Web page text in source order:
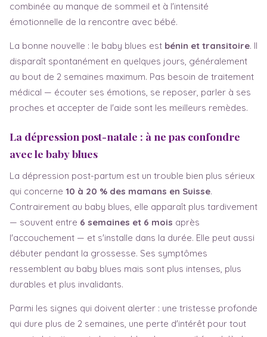
combinée au manque de sommeil et à l'intensité
émotionnelle de la rencontre avec bébé.
La bonne nouvelle : le baby blues est bénin et transitoire. Il
disparaît spontanément en quelques jours, généralement
au bout de 2 semaines maximum. Pas besoin de traitement
médical — écouter ses émotions, se reposer, parler à ses
proches et accepter de l'aide sont les meilleurs remèdes.
La dépression post-natale : à ne pas confondre
avec le baby blues
La dépression post-partum est un trouble bien plus sérieux
qui concerne 10 à 20 % des mamans en Suisse.
Contrairement au baby blues, elle apparaît plus tardivement
— souvent entre 6 semaines et 6 mois après
l'accouchement — et s'installe dans la durée. Elle peut aussi
débuter pendant la grossesse. Ses symptômes
ressemblent au baby blues mais sont plus intenses, plus
durables et plus invalidants.
Parmi les signes qui doivent alerter : une tristesse profonde
qui dure plus de 2 semaines, une perte d'intérêt pour tout